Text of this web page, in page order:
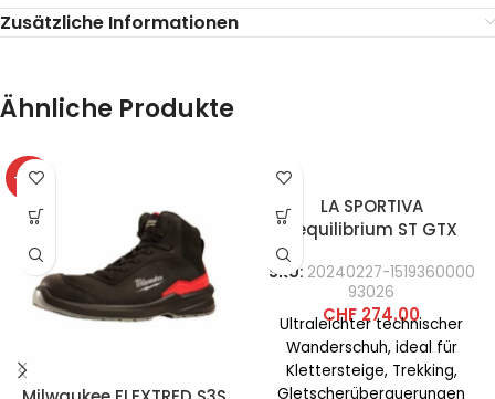
Zusätzliche Informationen
Ähnliche Produkte
-32%
LA SPORTIVA
Aequilibrium ST GTX
SKU: 20240227-1519360000
93026
CHF274.00
Ultraleichter technischer
Wanderschuh, ideal für
Klettersteige, Trekking,
Gletscherüberquerungen